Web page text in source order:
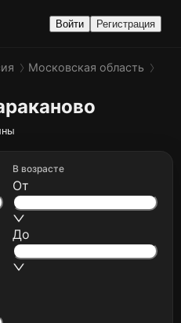
Войти Регистрация
Московская область
В возрасте
От
До